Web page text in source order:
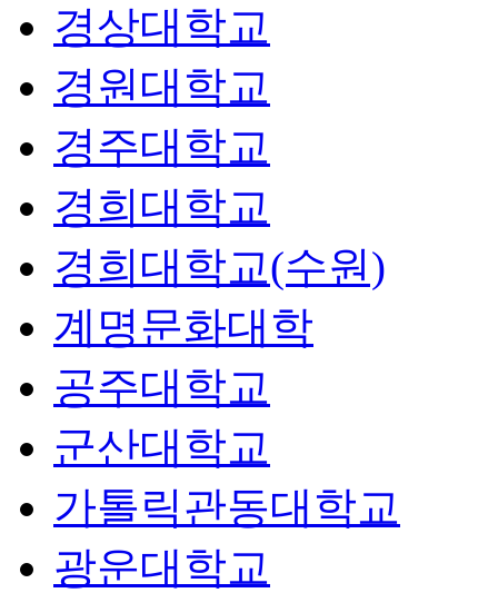
경상대학교
경원대학교
경주대학교
경희대학교
경희대학교(수원)
계명문화대학
공주대학교
군산대학교
가톨릭관동대학교
광운대학교